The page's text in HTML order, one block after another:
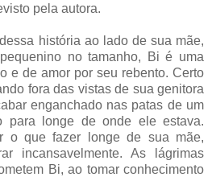
pela autora.
história ao lado de sua mãe,
no tamanho, Bi é uma
e de amor por seu rebento. Certo
fora das vistas de sua genitora
enganchado nas patas de um
para longe de onde ele estava.
o que fazer longe de sua mãe,
incansavelmente. As lágrimas
Bi, ao tomar conhecimento